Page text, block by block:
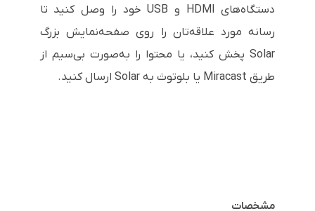
دستگاه‌های HDMI و USB خود را وصل کنید تا
رسانه مورد علاقه‌تان را روی صفحه‌نمایش بزرگ
Solar پخش کنید، یا محتوا را به‌صورت بی‌سیم از
طریق Miracast یا بلوتوث به Solar ارسال کنید.
مشخصات